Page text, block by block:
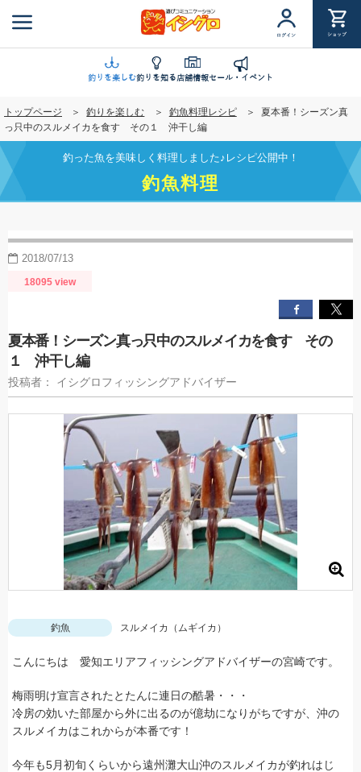
ン
ツ
に
移
動
ログイン ショップ
釣りを楽しむ釣りを知る店舗情報セール・イベント
トップページ 釣りを楽しむ 釣魚料理レシピ
夏本番！シーズン真
っ只中のスルメイカを食す その１ 沖干し編
釣った魚を美味しく料理しました♪レシピ公開中！
釣魚料理
2018/07/13
18095 view
夏本番！シーズン真っ只中のスルメイカを食す その
１ 沖干し編
投稿者： イシグロフィッシングアドバイザー
釣魚 スルメイカ（ムギイカ）
こんにちは 愛知エリアフィッシングアドバイザーの宮崎です。
梅雨明け宣言されたとたんに連日の酷暑・・・
冷房の効いた部屋から外に出るのが億劫になりがちですが、沖の
スルメイカはこれからが本番です！
今年も5月初旬くらいから遠州灘大山沖のスルメイカが釣れはじ